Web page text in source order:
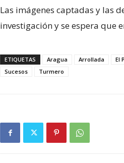
Las imágenes captadas y las
investigación y se espera que
ETIQUETAS Aragua Arrollada El
Sucesos
Turmero